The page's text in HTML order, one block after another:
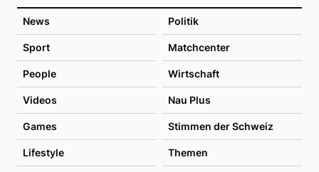
News Politik
Sport Matchcenter
People Wirtschaft
Videos Nau Plus
Games Stimmen der Schweiz
Lifestyle Themen